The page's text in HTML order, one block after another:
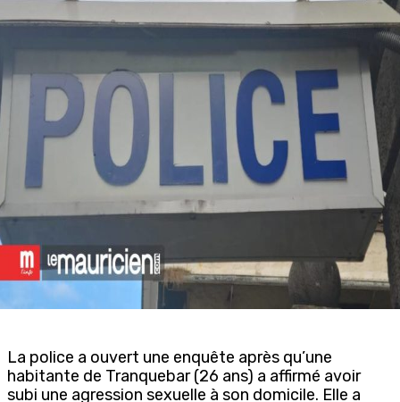
La police a ouvert une enquête après qu’une
habitante de Tranquebar (26 ans) a affirmé avoir
subi une agression sexuelle à son domicile. Elle a